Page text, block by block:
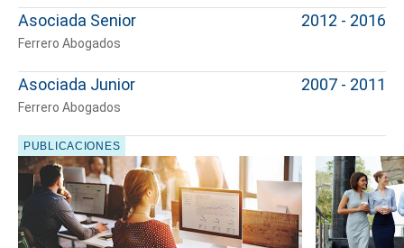
Cuéntanos, ¿Cómo
te podemos ayudar?
Asociada Senior
Ferrero Abogados
2012 - 2016
Asociada Junior
Ferrero Abogados
2007 - 2011
PUBLICACIONES